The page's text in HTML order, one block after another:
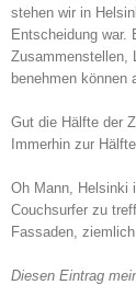
stehen wir in
Entscheidung
Zusammenstellen,
benehmen können
Gut die Hälfte der
Immerhin zur
Oh Mann, Helsinki
Couchsurfer zu
Fassaden,
Diesen Eintrag